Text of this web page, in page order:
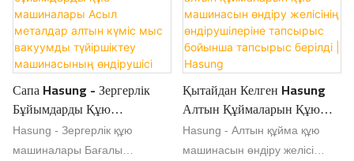
технологияны қабылдау
арқылы жетілдірілді. Оның
дизайны отандық және
шетелдегі тұтынушылардың
әртүрлі қажеттіліктерін
қанағаттандырады. Және өнім
біліктілікке ие болды.
Сондықтан пайдаланушылар
сараланған функциялары
бар, ол тұтынушылардың
нақты қажеттіліктерін
қанағаттандырып қана
қоймайды, сонымен қатар
тұтынушыларға қосымша
құнды тәжірибе әкеледі,
осылайша компанияның
Сапа Hasung - Зергерлік
Бұйымдарды Құю
Машиналары Асыл
Металдар Алтын Күміс Мыс
Hasung - Зергерлік құю
машиналары Бағалы
Қытайдан Келген Hasung
Алтын Құймаларын Құю
Машинасын Өндіру
Желісінің Өндірушілеріне
Hasung - Алтын құйма құю
машинасын өндіру желісі